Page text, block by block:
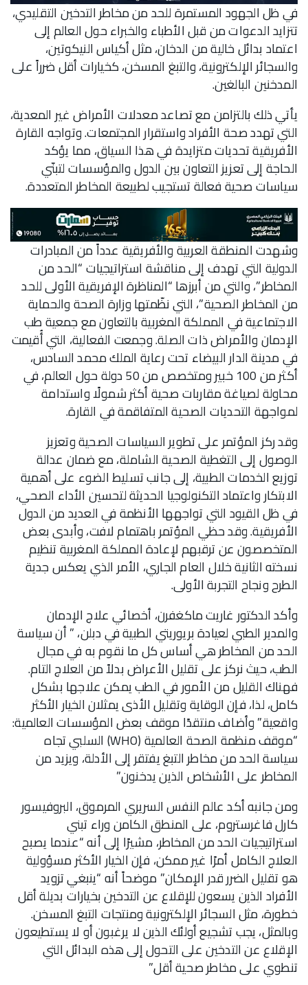
في ظل الجهود المستمرة للحد من مخاطر التدخين التقليدي،
تتزايد الدعوات من قبل الأطباء والخبراء حول العالم إلى
اعتماد بدائل خالية من الدخان، مثل أكياس النيكوتين،
والسجائر الإلكترونية، والتبغ المسخن، كخيارات أقل ضرراً على
المدخنين البالغين.
يأتي ذلك بالتزامن مع تصاعد معدلات الأمراض غير المعدية،
التي تهدد صحة الأفراد واستقرار المجتمعات. وتواجه القارة
الأفريقية تحديات متزايدة في هذا السياق، مما يؤكد
الحاجة إلى تعزيز التعاون بين الدول والمؤسسات لتبنّي
سياسات صحية فعالة تستجيب لطبيعة المخاطر المتعددة.
وشهدت المنطقة العربية والأفريقية عدداً من المبادرات
الدولية التي تهدف إلى مناقشة استراتيجيات “الحد من
المخاطر”، والتي من أبرزها “المناظرة الإفريقية الأولى للحد
من المخاطر الصحية”، التي نظّمتها وزارة الصحة والحماية
الاجتماعية في المملكة المغربية بالتعاون مع جمعية طب
الإدمان والأمراض ذات الصلة. وجمعت الفعالية، التي أُقيمت
في مدينة الدار البيضاء تحت رعاية الملك محمد السادس،
أكثر من 100 خبير ومتخصص من 50 دولة حول العالم، في
محاولة لصياغة مقاربات صحية أكثر شمولًا واستدامة
لمواجهة التحديات الصحية المتفاقمة في القارة.
وقد ركز المؤتمر على تطوير السياسات الصحية وتعزيز
الوصول إلى التغطية الصحية الشاملة، مع ضمان عدالة
توزيع الخدمات الطبية، إلى جانب تسليط الضوء على أهمية
الابتكار واعتماد التكنولوجيا الحديثة لتحسين الأداء الصحي،
في ظل القيود التي تواجهها الأنظمة في العديد من الدول
الأفريقية. وقد حظي المؤتمر باهتمام لافت، وأبدى بعض
المتخصصون عن ترقبهم لإعادة المملكة المغربية تنظيم
نسخته الثانية خلال العام الجاري، الأمر الذي يعكس جدية
الطرح ونجاح التجربة الأولى.
وأكد الدكتور غاريت ماكغفرن، أخصائي علاج الإدمان
والمدير الطبي لعيادة بريوريتي الطبية في دبلن، ” أن سياسة
الحد من المخاطر هي أساس كل ما نقوم به في مجال
الطب، حيث نركز على تقليل الأعراض بدلاً من العلاج التام.
فهناك القليل من الأمور في الطب يمكن علاجها بشكل
كامل، لذا، فإن الوقاية وتقليل الأذى يمثلان الخيار الأكثر
واقعية.” وأضاف منتقدًا موقف بعض المؤسسات العالمية:
“موقف منظمة الصحة العالمية (WHO) السلبي تجاه
سياسة الحد من مخاطر التبغ يفتقر إلى الأدلة، ويزيد من
المخاطر على الأشخاص الذين يدخنون.”
ومن جانبه أكد عالم النفس السريري المرموق، البروفيسور
كارل فاغرستروم، على المنطق الكامن وراء تبني
استراتيجيات الحد من المخاطر، مشيرًا إلى أنه “عندما يصبح
العلاج الكامل أمرًا غير ممكن، فإن الخيار الأكثر مسؤولية
هو تقليل الضرر قدر الإمكان.” موضحاً أنه “ينبغي تزويد
الأفراد الذين يسعون للإقلاع عن التدخين بخيارات بديلة أقل
خطورة، مثل السجائر الإلكترونية ومنتجات التبغ المسخن.
وبالمثل، يجب تشجيع أولئك الذين لا يرغبون أو لا يستطيعون
الإقلاع عن التدخين على التحول إلى هذه البدائل التي
تنطوي على مخاطر صحية أقل.”